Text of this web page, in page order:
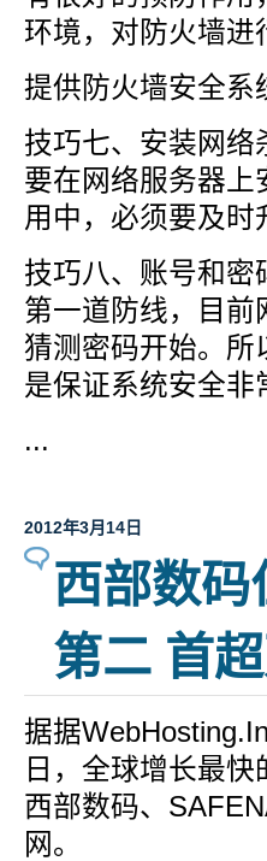
环境，对防火墙进
提供防火墙安全系
技巧七、安装网络
要在网络服务器上
用中，必须要及
技巧八、账号和密
第一道防线，目前
猜测密码开始。所
是保证系统安全非
...
2012年3月14日
西部数码
第二 首
据据
日，全球增长最
西部数码、
网。